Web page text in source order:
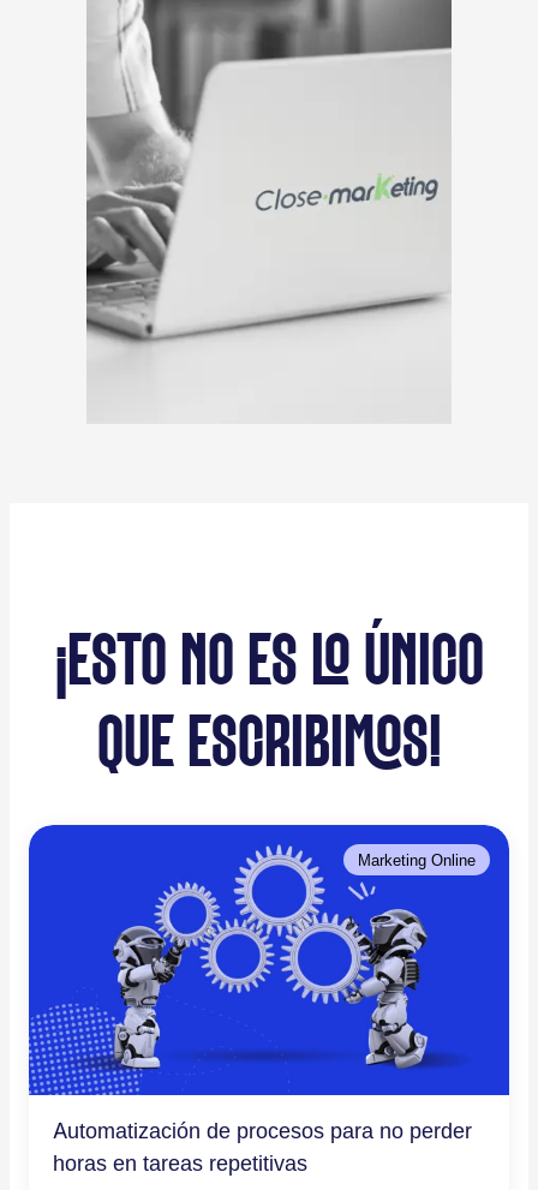
¡ESTO NO ES LO ÚNICO
QUE ESCRIBIMOS!
Marketing Online
Automatización de procesos para no perder
horas en tareas repetitivas